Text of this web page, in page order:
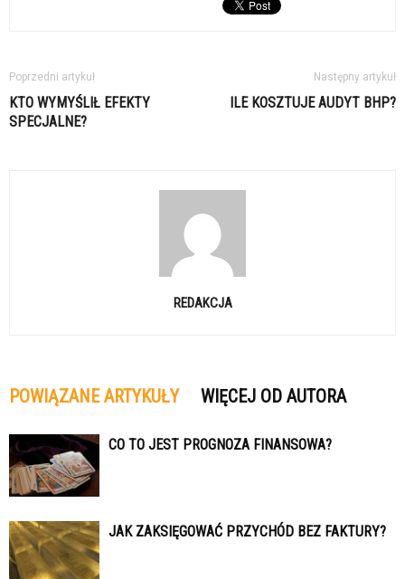
Poprzedni artykuł
KTO WYMYŚLIŁ EFEKTY
SPECJALNE?
Następny artykuł
ILE KOSZTUJE AUDYT BHP?
REDAKCJA
POWIĄZANE ARTYKUŁY WIĘCEJ OD AUTORA
CO TO JEST PROGNOZA FINANSOWA?
JAK ZAKSIĘGOWAĆ PRZYCHÓD BEZ FAKTURY?